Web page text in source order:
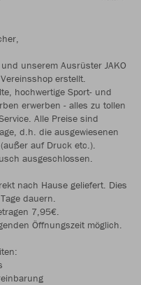
unserem Ausrüster JAKO
erstellt.
hochwertige Sport- und
erwerben - alles zu tollen
Alle Preise sind
d.h. die ausgewiesenen
auf Druck etc.).
ausgeschlossen.
nach Hause geliefert. Dies
dauern.
7,95€.
Öffnungszeit möglich.